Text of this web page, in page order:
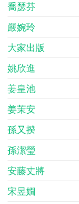
喬瑟芬
嚴婉玲
大家出版
姚欣進
姜皇池
姜茉安
孫又揆
孫潔瑩
安藤丈將
宋昱嫺